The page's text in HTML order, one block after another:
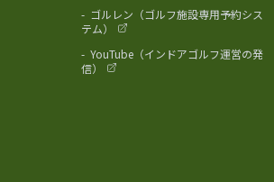
- ゴルレン（ゴルフ施設専用予約シス
テム）
- YouTube（インドアゴルフ運営の発
信）